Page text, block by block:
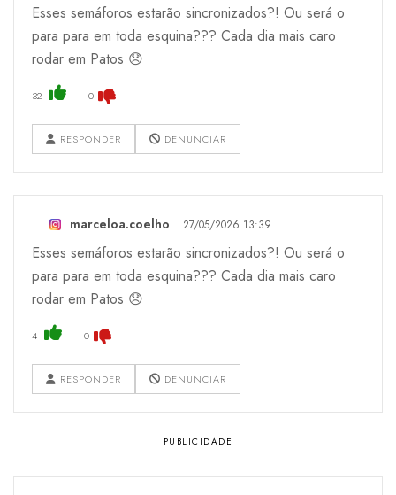
Esses semáforos estarão sincronizados?! Ou será o
para para em toda esquina??? Cada dia mais caro
rodar em Patos 😞
32 0
RESPONDER DENUNCIAR
marceloa.coelho 27/05/2026 13:39
Esses semáforos estarão sincronizados?! Ou será o
para para em toda esquina??? Cada dia mais caro
rodar em Patos 😞
4 0
RESPONDER DENUNCIAR